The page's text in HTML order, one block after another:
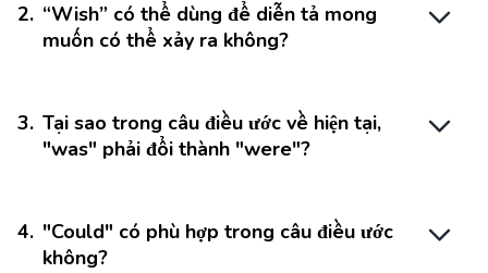
2. “Wish” có thể dùng để diễn tả mong
muốn có thể xảy ra không?
3. Tại sao trong câu điều ước về hiện tại,
"was" phải đổi thành "were"?
4. "Could" có phù hợp trong câu điều ước
không?